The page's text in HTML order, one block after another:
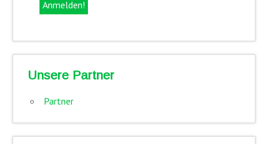
Unsere Partner
Partner